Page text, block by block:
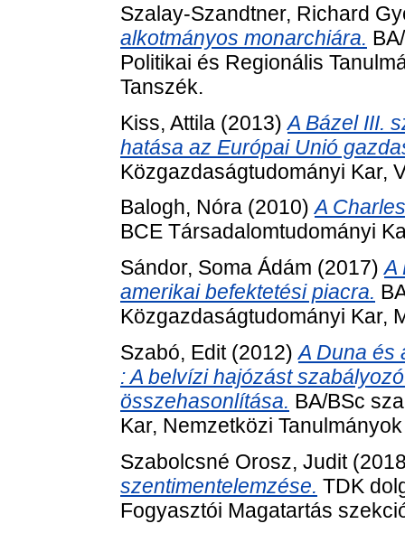
Szalay-Szandtner, Richard
alkotmányos monarchiára.
Politikai és Regionális
Tanszék.
Kiss, Attila (2013)A Bázel III.
hatása az Európai Unió
Közgazdaságtudományi Kar,
Balogh, Nóra (2010)A
BCE Társadalomtudományi
Sándor, Soma Ádám (2017)A
amerikai befektetési piacra.
Közgazdaságtudományi Kar,
Szabó, Edit(2012)A Duna és
: A belvízi hajózást
összehasonlítása. BA/BSc
Kar, Nemzetközi
Szabolcsné Orosz, Judit
szentimentelemzése. TDK
Fogyasztói Magatartás